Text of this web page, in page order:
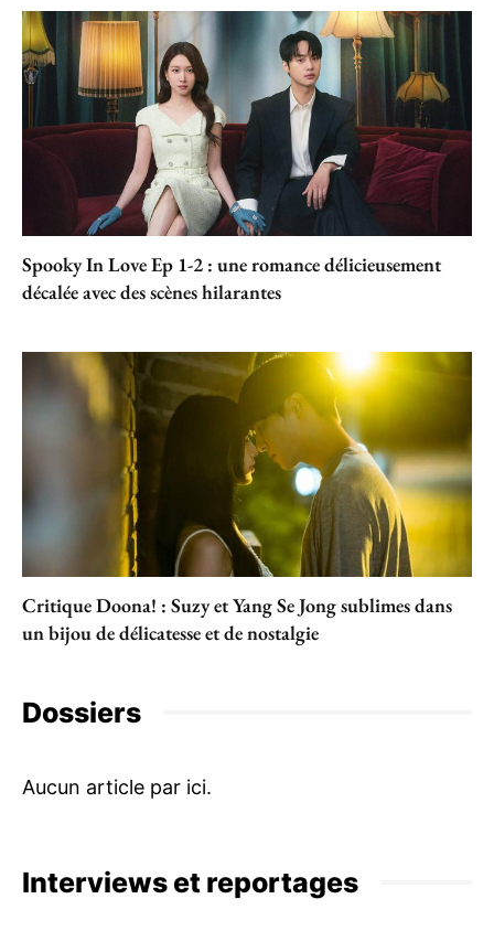
Spooky In Love Ep 1-2 : une romance délicieusement
décalée avec des scènes hilarantes
Critique Doona! : Suzy et Yang Se Jong sublimes dans
un bijou de délicatesse et de nostalgie
Dossiers
Interviews et reportages